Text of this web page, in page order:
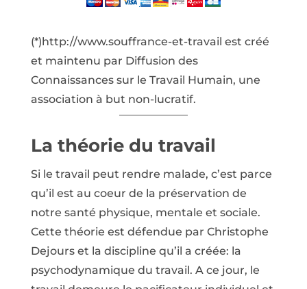
(*)http://www.souffrance-et-travail est créé
et maintenu par Diffusion des
Connaissances sur le Travail Humain, une
association à but non-lucratif.
La théorie du travail
Si le travail peut rendre malade, c’est parce
qu’il est au coeur de la préservation de
notre santé physique, mentale et sociale.
Cette théorie est défendue par Christophe
Dejours et la discipline qu’il a créée: la
psychodynamique du travail. A ce jour, le